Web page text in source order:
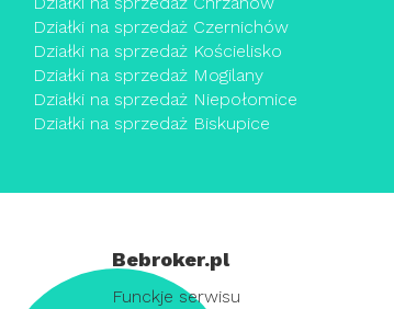
Działki na sprzedaż Czernichów
Działki na sprzedaż Kościelisko
Działki na sprzedaż Mogilany
Działki na sprzedaż Niepołomice
Działki na sprzedaż Biskupice
Bebroker.pl
Funckje serwisu